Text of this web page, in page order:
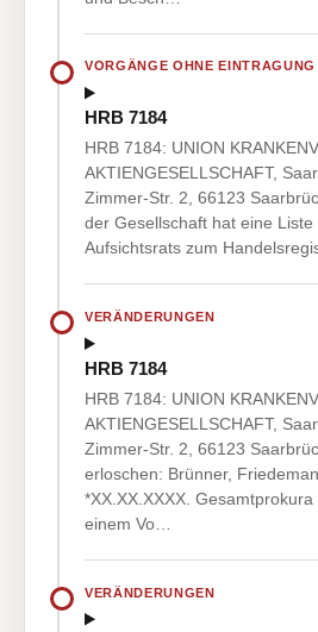
VORGÄNGE OHNE EINTRAGUNG
HRB 7184
HRB 7184: UNION
AKTIENGESELLSCHAFT,
Zimmer-Str. 2, 66123
der Gesellschaft hat eine
Aufsichtsrats zum
VERÄNDERUNGEN
HRB 7184
HRB 7184: UNION
AKTIENGESELLSCHAFT,
Zimmer-Str. 2, 66123
erloschen: Brünner,
*XX.XX.XXXX.
einem Vo…
VERÄNDERUNGEN